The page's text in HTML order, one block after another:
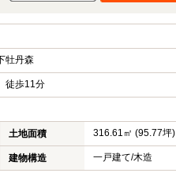
牡丹森
徒歩11分
土地面積 316.61㎡ (95.77坪)
建物構造 一戸建て/木造